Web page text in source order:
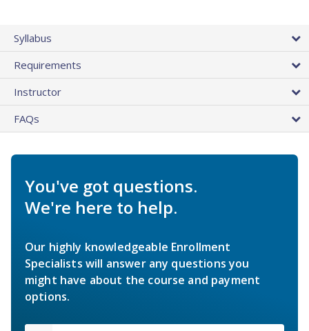
Syllabus
Requirements
Instructor
FAQs
You've got questions.
We're here to help.
Our highly knowledgeable Enrollment
Specialists will answer any questions you
might have about the course and payment
options.